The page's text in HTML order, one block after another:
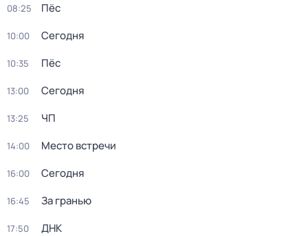
08:25 Пёс
10:00 Сегодня
10:35 Пёс
13:00 Сегодня
13:25 ЧП
14:00 Место встречи
16:00 Сегодня
16:45 За гранью
17:50 ДНК